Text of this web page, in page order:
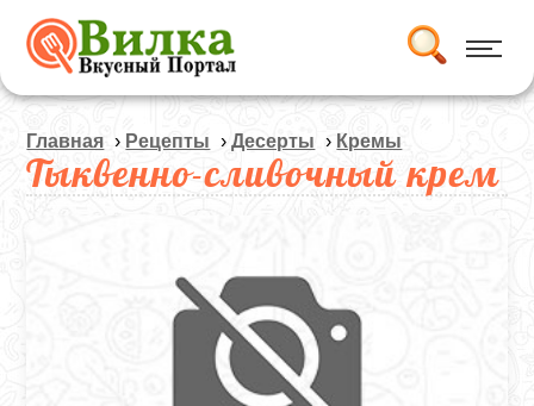
Главная › Рецепты ›Десерты › Кремы
Тыквенно-сливочный крем